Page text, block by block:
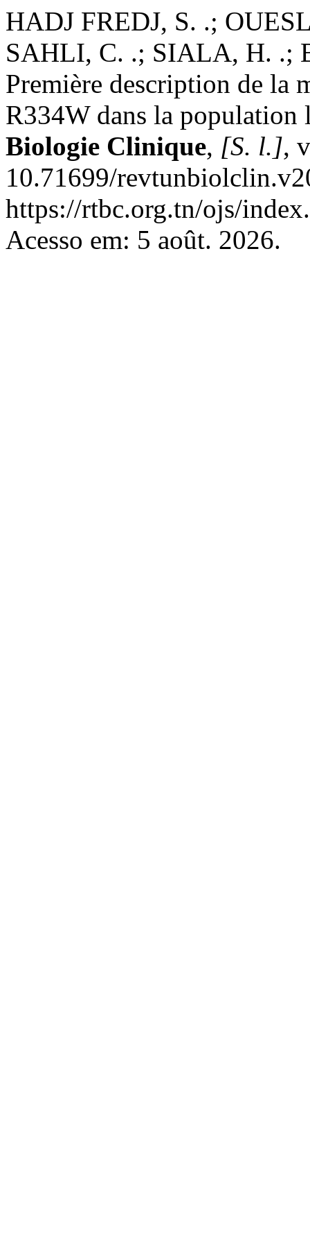
HADJ FREDJ, S. .;
SAHLI, C. .; SIALA, H. .;
Première description de la
R334W dans la
Biologie Clinique, [S. l.],
10.71699/
https://rtbc.org.tn/ojs/
Acesso em: 5 août. 2026.